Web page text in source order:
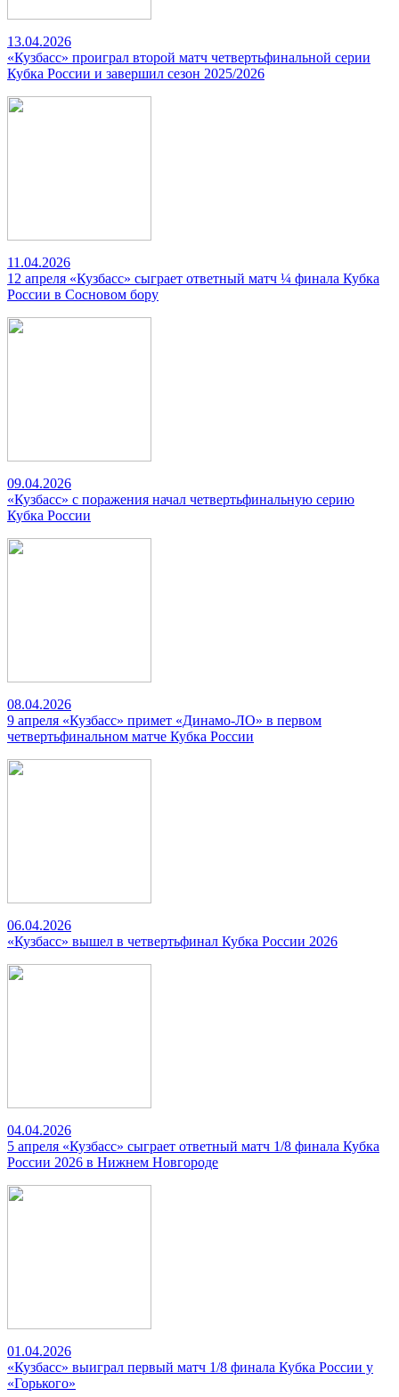
13.04.2026
«Кузбасс» проиграл второй матч четвертьфинальной серии
Кубка России и завершил сезон 2025/2026
11.04.2026
12 апреля «Кузбасс» сыграет ответный матч ¼ финала Кубка
России в Сосновом бору
09.04.2026
«Кузбасс» с поражения начал четвертьфинальную серию
Кубка России
08.04.2026
9 апреля «Кузбасс» примет «Динамо-ЛО» в первом
четвертьфинальном матче Кубка России
06.04.2026
«Кузбасс» вышел в четвертьфинал Кубка России 2026
04.04.2026
5 апреля «Кузбасс» сыграет ответный матч 1/8 финала Кубка
России 2026 в Нижнем Новгороде
01.04.2026
«Кузбасс» выиграл первый матч 1/8 финала Кубка России у
«Горького»